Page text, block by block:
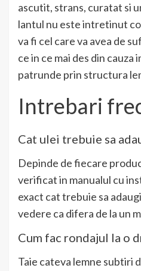
ascutit, strans, curatat si
lantul nu este intretinut
va fi cel care va avea de
ce in ce mai des din cauza
patrunde prin structura
Intrebari
Cat ulei trebuie sa
Depinde de fiecare
verificat in manualul cu
exact cat trebuie sa
vedere ca difera de la un
Cum fac rondajul la o
Taie cateva lemne subtiri